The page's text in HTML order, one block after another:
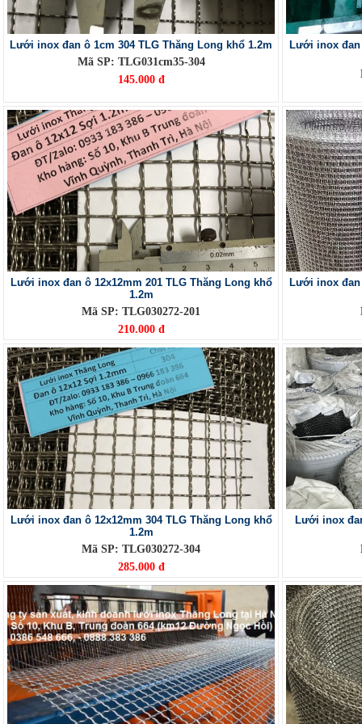
Lưới inox đan ô 1cm 304 TLG Thăng Long khổ 1.2m
Mã SP: TLG031cm35-304
145.000 đ
Lưới inox đan
Lưới inox đan ô 12x12mm 201 TLG Thăng Long khổ
1.2m
Mã SP: TLG030272-201
210.000 đ
Lưới inox đan
Lưới inox đan ô 12x12mm 304 TLG Thăng Long khổ
1.2m
Mã SP: TLG030272-304
285.000 đ
Lưới inox